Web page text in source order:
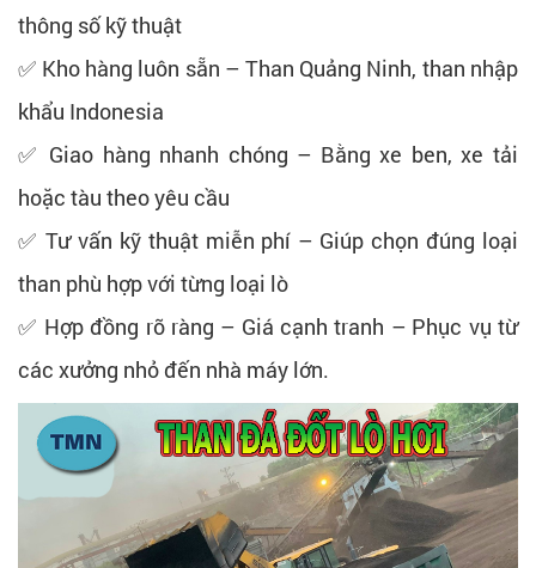
thông số kỹ thuật
✅ Kho hàng luôn sẵn – Than Quảng Ninh, than nhập
khẩu Indonesia
✅ Giao hàng nhanh chóng – Bằng xe ben, xe tải
hoặc tàu theo yêu cầu
✅ Tư vấn kỹ thuật miễn phí – Giúp chọn đúng loại
than phù hợp với từng loại lò
✅ Hợp đồng rõ ràng – Giá cạnh tranh – Phục vụ từ
các xưởng nhỏ đến nhà máy lớn.